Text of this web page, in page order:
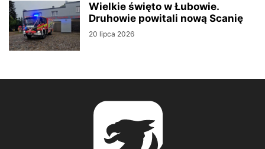
Wielkie święto w Łubowie.
Druhowie powitali nową Scanię
20 lipca 2026